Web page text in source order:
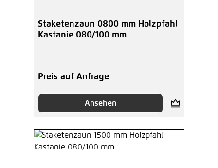
Staketenzaun 0800 mm Holzpfahl
Kastanie 080/100 mm
Preis auf Anfrage
Ansehen